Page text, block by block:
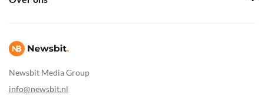
Newsbit Media Group
info@newsbit.nl